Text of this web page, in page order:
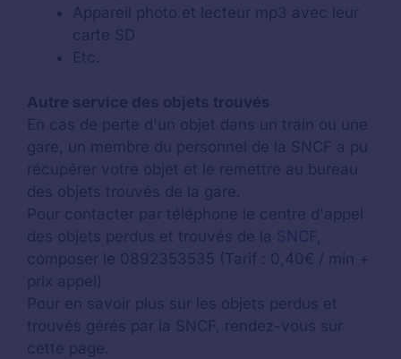
Appareil photo et lecteur mp3 avec leur
carte SD
Etc.
Autre service des objets trouvés
En cas de perte d'un objet dans un train ou une
gare, un membre du personnel de la SNCF a pu
récupérer votre objet et le remettre au bureau
des objets trouvés de la gare.
Pour contacter par téléphone le centre d'appel
des objets perdus et trouvés de la SNCF,
composer le 0892353535 (Tarif : 0,40€ / min +
prix appel)
Pour en savoir plus sur les objets perdus et
trouvés gérés par la SNCF, rendez-vous sur
cette page.